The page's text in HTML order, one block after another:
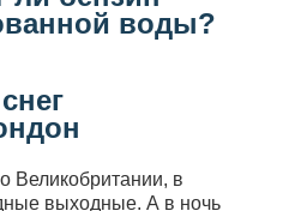
воды?
Великобритании, в
выходные. А в ночь